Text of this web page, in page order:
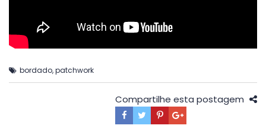
bordado,patchwork
Compartilhe esta postagem